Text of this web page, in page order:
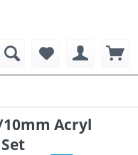
Acryl